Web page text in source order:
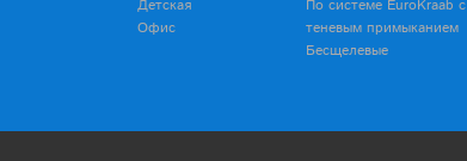
Детская
Офис
По системе EuroKraab с
теневым примыканием
Бесщелевые